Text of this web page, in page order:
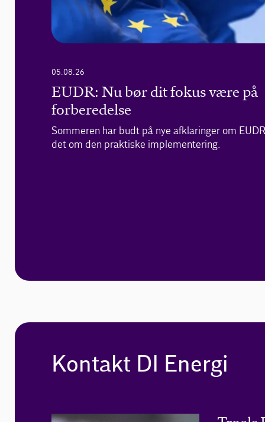
05.08.26
EUDR: Nu bør dit fokus være på
forberedelse
Sommeren har budt på nye afklaringer om
det om den praktiske implementering.
Kontakt DI Energi